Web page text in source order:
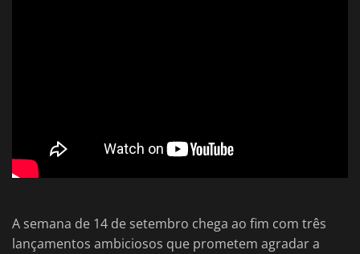
A semana de 14 de setembro chega ao fim com três
lançamentos ambiciosos que prometem agradar a